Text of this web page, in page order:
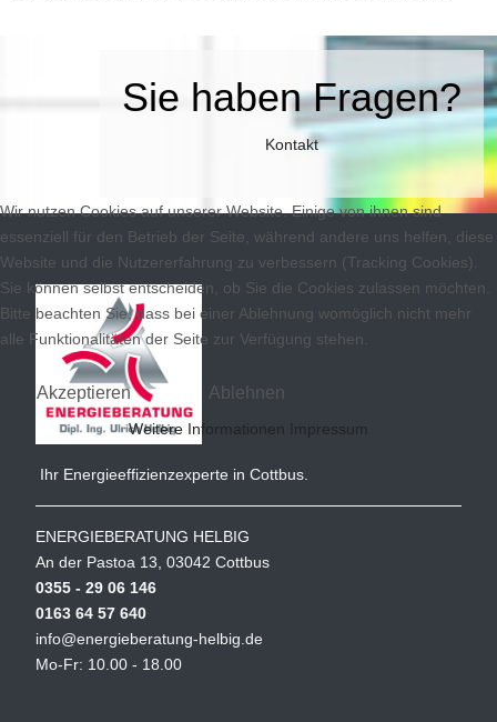
Sie haben Fragen?
Kontakt
Ihr Energieeffizienzexperte in Cottbus.
ENERGIEBERATUNG HELBIG
An der Pastoa 13, 03042 Cottbus
0355 - 29 06 146
0163 64 57 640
info@energieberatung-helbig.de
Mo-Fr: 10.00 - 18.00
Wir nutzen Cookies auf unserer Website. Einige von ihnen sind
essenziell für den Betrieb der Seite, während andere uns helfen, diese
Website und die Nutzererfahrung zu verbessern (Tracking Cookies).
Sie können selbst entscheiden, ob Sie die Cookies zulassen möchten.
Bitte beachten Sie, dass bei einer Ablehnung womöglich nicht mehr
alle Funktionalitäten der Seite zur Verfügung stehen.
Akzeptieren Ablehnen
Weitere Informationen Impressum